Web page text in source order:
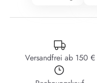
Versandfrei ab 150 €